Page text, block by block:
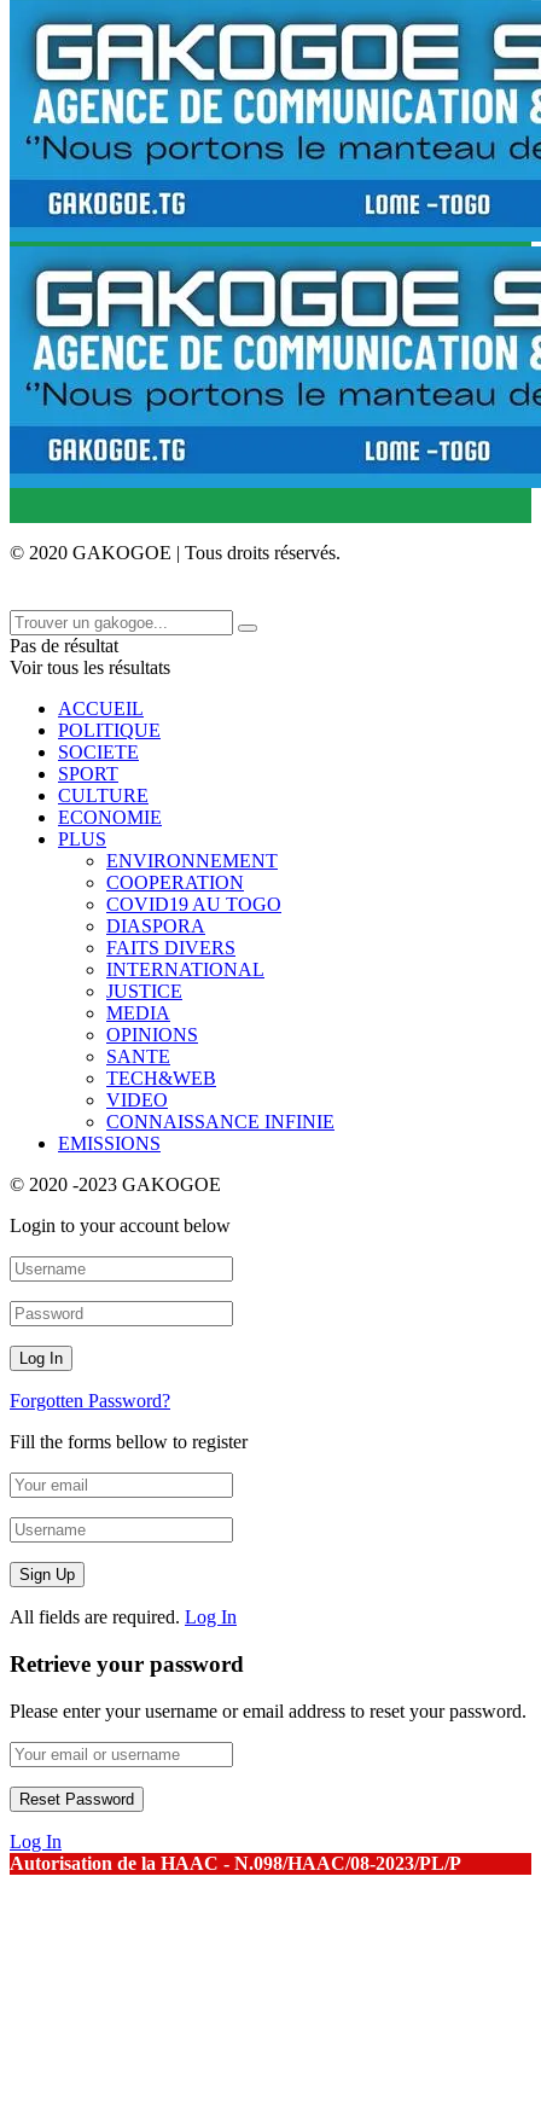
© 2020 GAKOGOE | Tous droits réservés.
Pas de résultat
Voir tous les résultats
ACCUEIL
POLITIQUE
SOCIETE
SPORT
CULTURE
ECONOMIE
PLUS
ENVIRONNEMENT
COOPERATION
COVID19 AU TOGO
DIASPORA
FAITS DIVERS
INTERNATIONAL
JUSTICE
MEDIA
OPINIONS
SANTE
TECH&WEB
VIDEO
CONNAISSANCE INFINIE
EMISSIONS
© 2020 -2023 GAKOGOE
Login to your account below
Forgotten Password?
Fill the forms bellow to register
All fields are required. Log In
Retrieve your password
Please enter your username or email address to reset your password.
Log In
Autorisation de la HAAC - N.098/HAAC/08-2023/PL/P